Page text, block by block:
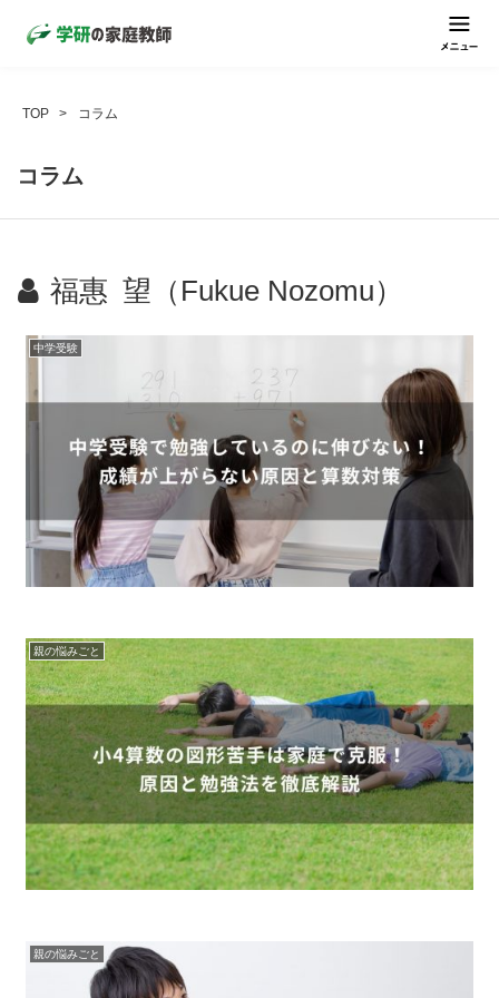
TOP コラム
コラム
福惠 望（Fukue Nozomu）
中学受験
親の悩みごと
親の悩みごと